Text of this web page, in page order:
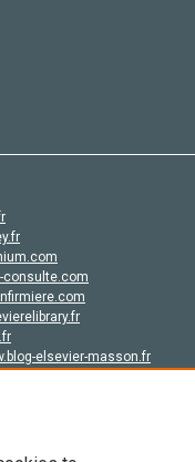
consulte.com
elsevier-masson.fr